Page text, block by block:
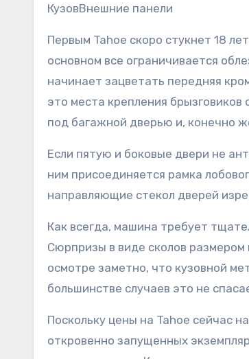
КузовВнешние панели
Первым Tahoe скоро стукнет 18
основном все ограничивается
начинает зацветать передняя
это места крепления
под багажной дверью и, конечно
Если пятую и боковые двери не
ним присоединяется рамка
направляющие стекол дверей
Как всегда, машина требует
Сюрпризы в виде сколов
осмотре заметно, что кузовной
большинстве случаев это не
Поскольку цены на Tahoe сейчас
откровенно запущенных